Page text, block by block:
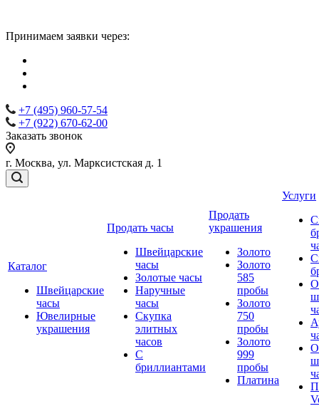
Принимаем заявки через:
+7 (495) 960-57-54
+7 (922) 670-62-00
Заказать звонок
г. Москва, ул. Марксистская д. 1
Каталог
Швейцарские
часы
Ювелирные
украшения
Продать часы
Швейцарские
часы
Золотые часы
Наручные
часы
Скупка
элитных
часов
С
бриллиантами
Продать
украшения
Золото
Золото
585
пробы
Золото
750
пробы
Золото
999
пробы
Платина
Услуги